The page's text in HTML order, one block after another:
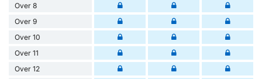
Over 8
Over 9
Over 10
Over 11
Over 12